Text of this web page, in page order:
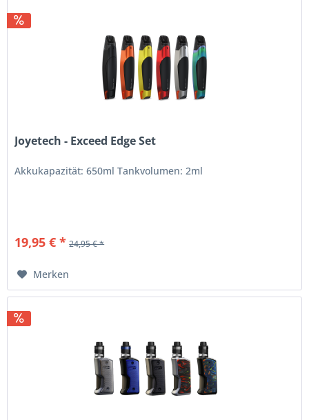
Joyetech - Exceed Edge Set
Akkukapazität: 650ml Tankvolumen: 2ml
19,95 € * 24,95 € *
Merken